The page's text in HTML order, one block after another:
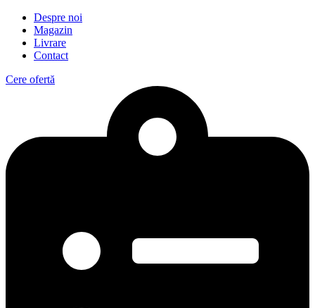
Despre noi
Magazin
Livrare
Contact
Cere ofertă